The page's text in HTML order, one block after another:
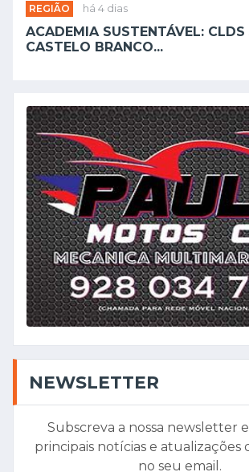
REGIÃO há 4 dias
ACADEMIA SUSTENTÁVEL: CLDS
CASTELO BRANCO...
NEWSLETTER
Subscreva a nossa newsletter
principais notícias e atualizações
no seu email.